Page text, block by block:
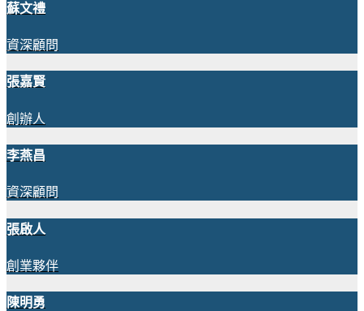
蘇文禮
資深顧問
張嘉賢
創辦人
李燕昌
資深顧問
張啟人
創業夥伴
陳明勇